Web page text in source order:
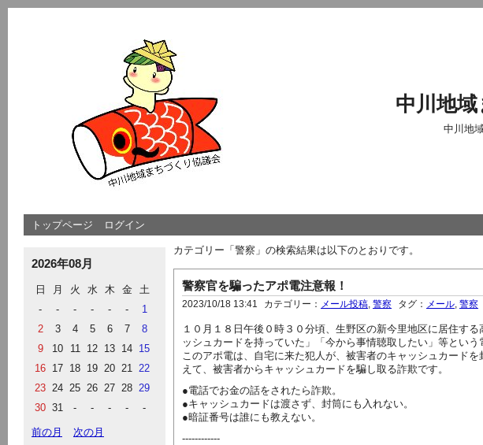
中川地
中川地
トップページ ログイン
2026年08月
日 月 火 水 木 金
土
-
- - - - -
1
2
3 4 5 6 7
8
9
10 11 12 13 14 15
16 17 18 19 20 21 22
23 24 25 26 27 28 29
30 31 - - - - -
前の月 次の月
カテゴリー「警察」の検索結果は以下のとおりです。
警察官を騙ったアポ電注意報！
2023/10/18 13:41 カテゴリー： メール投稿 警察 タグ： メール 警察
１０月１８日午後０時３０分頃、生野区の新今里地区に居住す
ッシュカードを持っていた」「今から事情聴取したい」等という
このアポ電は、自宅に来た犯人が、被害者のキャッシュカード
えて、被害者からキャッシュカードを騙し取る詐欺です。
●電話でお金の話をされたら詐欺。
●キャッシュカードは渡さず、封筒にも入れない。
●暗証番号は誰にも教えない。
------------